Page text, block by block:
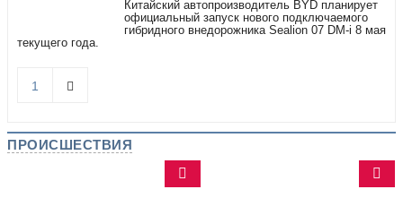
Китайский автопроизводитель BYD планирует
официальный запуск нового подключаемого
гибридного внедорожника Sealion 07 DM-i 8 мая
текущего года.
1
ПРОИСШЕСТВИЯ